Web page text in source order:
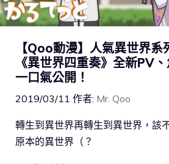
【Qoo動漫】人氣異世界系
《異世界四重奏》全新PV
一口氣公開！
2019/03/11 作者: Mr. Qoo
轉生到異世界再轉生到異世界，該
原本的異世界（？